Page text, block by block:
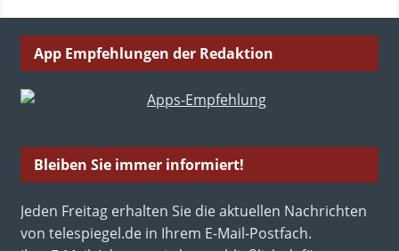
App Empfehlungen der Redaktion
Bleiben Sie immer informiert!
Jeden Freitag erhalten Sie die aktuellen Nachrichten
von telespiegel.de in Ihrem E-Mail-Postfach.